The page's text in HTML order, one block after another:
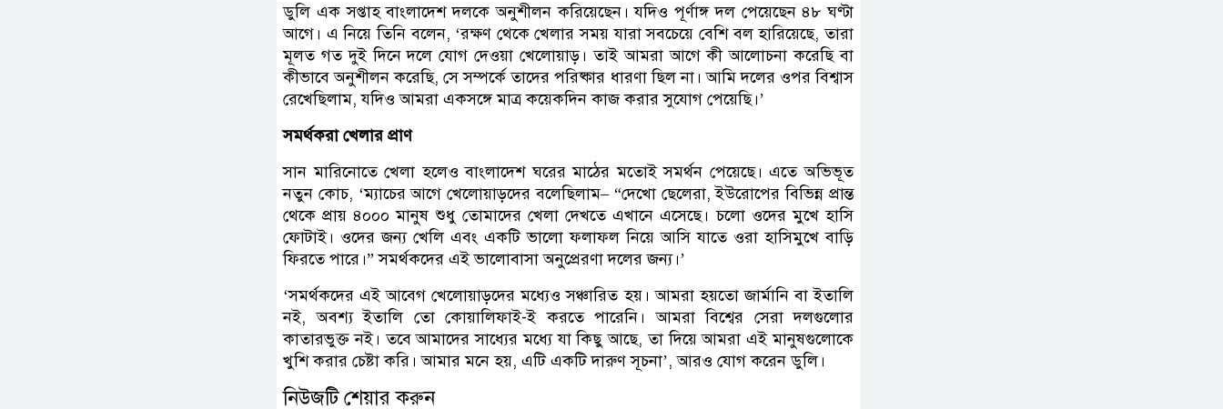
ডুলি এক সপ্তাহ বাংলাদেশ দলকে অনুশীলন করিয়েছেন। যদিও পূর্ণাঙ্গ দল পেয়েছেন ৪৮ ঘণ্টা
আগে। এ নিয়ে তিনি বলেন, ‘রক্ষণ থেকে খেলার সময় যারা সবচেয়ে বেশি বল হারিয়েছে, তারা
মূলত গত দুই দিনে দলে যোগ দেওয়া খেলোয়াড়। তাই আমরা আগে কী আলোচনা করেছি বা
কীভাবে অনুশীলন করেছি, সে সম্পর্কে তাদের পরিষ্কার ধারণা ছিল না। আমি দলের ওপর বিশ্বাস
রেখেছিলাম, যদিও আমরা একসঙ্গে মাত্র কয়েকদিন কাজ করার সুযোগ পেয়েছি।’
সমর্থকরা খেলার প্রাণ
সান মারিনোতে খেলা হলেও বাংলাদেশ ঘরের মাঠের মতোই সমর্থন পেয়েছে। এতে অভিভূত
নতুন কোচ, ‘ম্যাচের আগে খেলোয়াড়দের বলেছিলাম– “দেখো ছেলেরা, ইউরোপের বিভিন্ন প্রান্ত
থেকে প্রায় ৪০০০ মানুষ শুধু তোমাদের খেলা দেখতে এখানে এসেছে। চলো ওদের মুখে হাসি
ফোটাই। ওদের জন্য খেলি এবং একটি ভালো ফলাফল নিয়ে আসি যাতে ওরা হাসিমুখে বাড়ি
ফিরতে পারে।” সমর্থকদের এই ভালোবাসা অনুপ্রেরণা দলের জন্য।’
‘সমর্থকদের এই আবেগ খেলোয়াড়দের মধ্যেও সঞ্চারিত হয়। আমরা হয়তো জার্মানি বা ইতালি
নই, অবশ্য ইতালি তো কোয়ালিফাই-ই করতে পারেনি। আমরা বিশ্বের সেরা দলগুলোর
কাতারভুক্ত নই। তবে আমাদের সাধ্যের মধ্যে যা কিছু আছে, তা দিয়ে আমরা এই মানুষগুলোকে
খুশি করার চেষ্টা করি। আমার মনে হয়, এটি একটি দারুণ সূচনা’, আরও যোগ করেন ডুলি।
নিউজটি শেয়ার করুন